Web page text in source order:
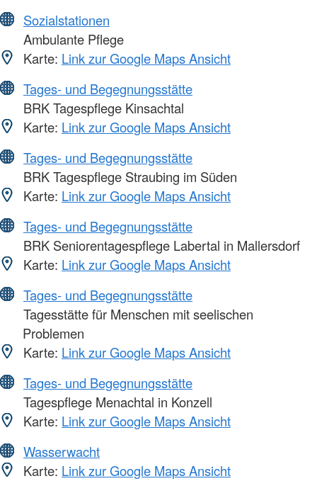
Sozialstationen
Ambulante Pflege
Karte: Link zur Google Maps Ansicht
Tages- und Begegnungsstätte
BRK Tagespflege Kinsachtal
Karte: Link zur Google Maps Ansicht
Tages- und Begegnungsstätte
BRK Tagespflege Straubing im Süden
Karte: Link zur Google Maps Ansicht
Tages- und Begegnungsstätte
BRK Seniorentagespflege Labertal in Mallersdorf
Karte: Link zur Google Maps Ansicht
Tages- und Begegnungsstätte
Tagesstätte für Menschen mit seelischen
Problemen
Karte: Link zur Google Maps Ansicht
Tages- und Begegnungsstätte
Tagespflege Menachtal in Konzell
Karte: Link zur Google Maps Ansicht
Wasserwacht
Karte: Link zur Google Maps Ansicht